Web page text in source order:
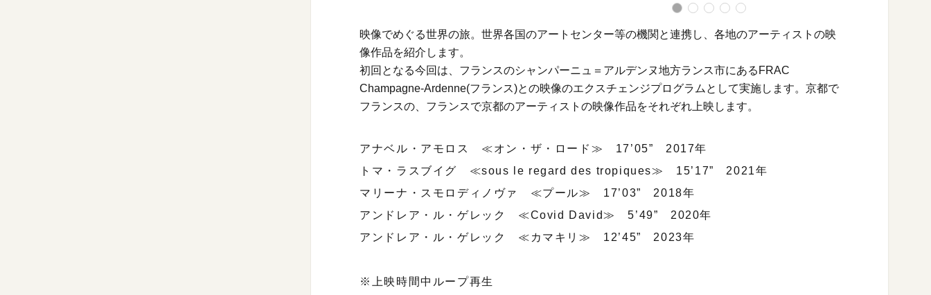
映像でめぐる世界の旅。世界各国のアートセンター等の機関と連携し、各地のアーティストの映
像作品を紹介します。
初回となる今回は、フランスのシャンパーニュ＝アルデンヌ地方ランス市にあるFRAC
Champagne-Ardenne(フランス)との映像のエクスチェンジプログラムとして実施します。京都で
フランスの、フランスで京都のアーティストの映像作品をそれぞれ上映します。
アナベル・アモロス ≪オン・ザ・ロード≫ 17’05” 2017年
トマ・ラスブイグ ≪sous le regard des tropiques≫ 15’17” 2021年
マリーナ・スモロディノヴァ ≪プール≫ 17’03” 2018年
アンドレア・ル・ゲレック ≪Covid David≫ 5’49” 2020年
アンドレア・ル・ゲレック ≪カマキリ≫ 12’45” 2023年
※上映時間中ループ再生